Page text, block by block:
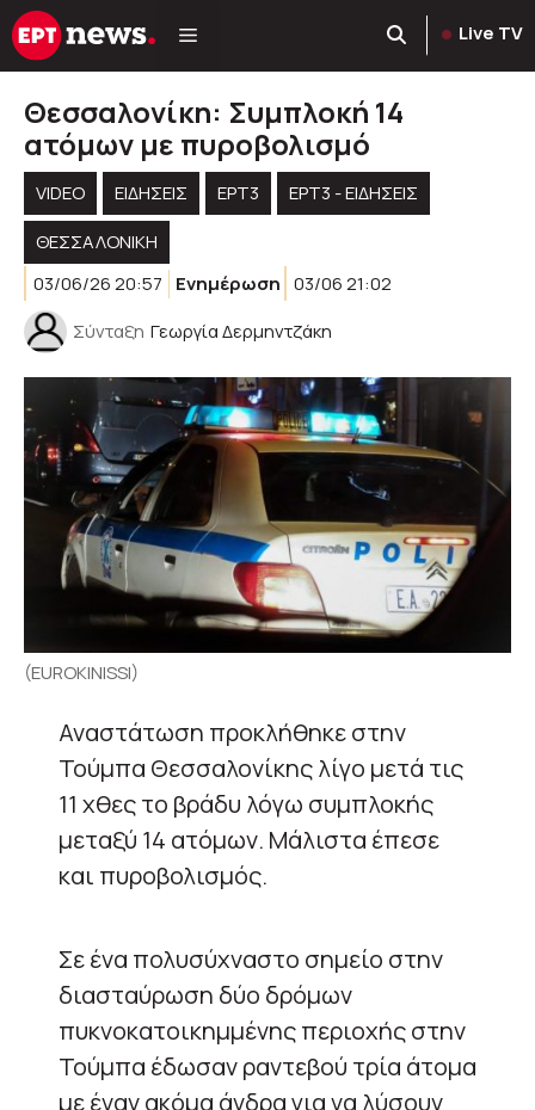
Μετάβαση
σε
Live TV
Θεσσαλονίκη: Συμπλοκή 14
ατόμων με πυροβολισμό
VIDEO ΕΙΔΗΣΕΙΣ ΕΡΤ3
ΕΡΤ3 - ΕΙΔΉΣΕΙΣ
ΘΕΣΣΑΛΟΝΙΚΗ
03/06/26 20:57
Ενημέρωση 03/06 21:02
Σύνταξη Γεωργία Δερμηντζάκη
(EUROKINISSI)
Αναστάτωση προκλήθηκε στην
Τούμπα Θεσσαλονίκης λίγο μετά τις
11 χθες το βράδυ λόγω συμπλοκής
μεταξύ 14 ατόμων. Μάλιστα έπεσε
και πυροβολισμός.
Σε ένα πολυσύχναστο σημείο στην
διασταύρωση δύο δρόμων
πυκνοκατοικημμένης περιοχής στην
Τούμπα έδωσαν ραντεβού τρία άτομα
με έναν ακόμα άνδρα για να λύσουν